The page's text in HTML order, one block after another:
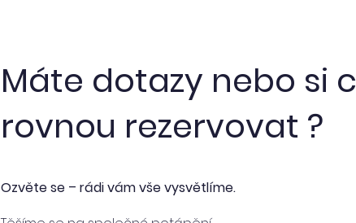
Máte dotazy nebo si
rovnou rezervovat ?
Ozvěte se – rádi vám vše vysvětlíme.